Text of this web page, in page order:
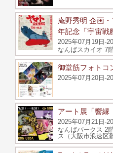
庵野秀明 企画
年記念「宇宙戦
2025年07月19日-
なんばスカイオ 7
御堂筋フォトコ
2025年07月20日-
アート展「響縁
2025年07月21日-
なんばパークス 2
ス（大阪市浪速区